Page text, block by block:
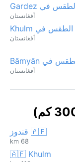
أفغانستان
أفغانستان
أفغانستان
🇦🇫 قندوز
68 km
🇦🇫 Khulm